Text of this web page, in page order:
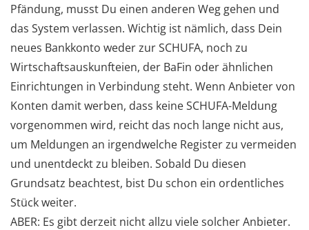
Pfändung, musst Du einen anderen Weg gehen und
das System verlassen. Wichtig ist nämlich, dass Dein
neues Bankkonto weder zur SCHUFA, noch zu
Wirtschaftsauskunfteien, der BaFin oder ähnlichen
Einrichtungen in Verbindung steht. Wenn Anbieter von
Konten damit werben, dass keine SCHUFA-Meldung
vorgenommen wird, reicht das noch lange nicht aus,
um Meldungen an irgendwelche Register zu vermeiden
und unentdeckt zu bleiben. Sobald Du diesen
Grundsatz beachtest, bist Du schon ein ordentliches
Stück weiter.
ABER: Es gibt derzeit nicht allzu viele solcher Anbieter.